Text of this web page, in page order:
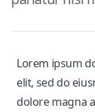
Lorem ipsum
elit, sed do
dolore magna